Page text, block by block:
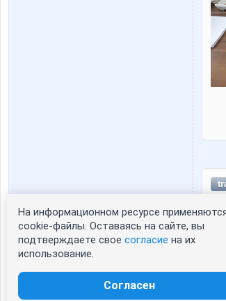
Статистика портрета:
сейчас просматривают портрет - 0
зарегистрированные пользователи
На информационном ресурсе
cookie-файлы. Оставаясь на сайте, вы
подтверждаете свое согласие на их
использование.
Согласен